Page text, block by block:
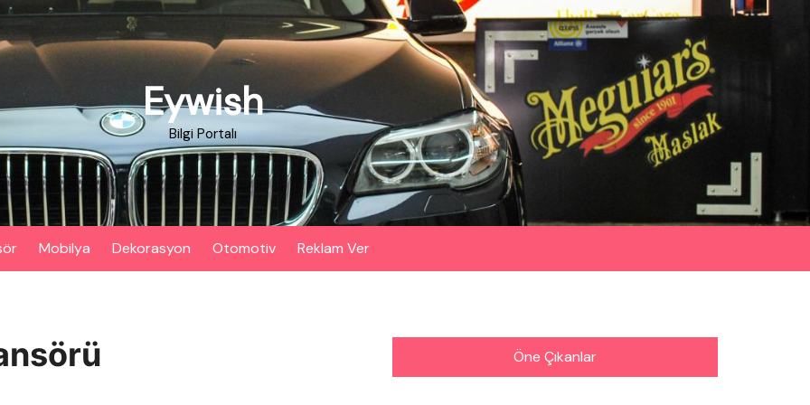
Eywish
Bilgi Portalı
Mobilya Dekorasyon Otomotiv Reklam Ver
Öne Çıkanlar